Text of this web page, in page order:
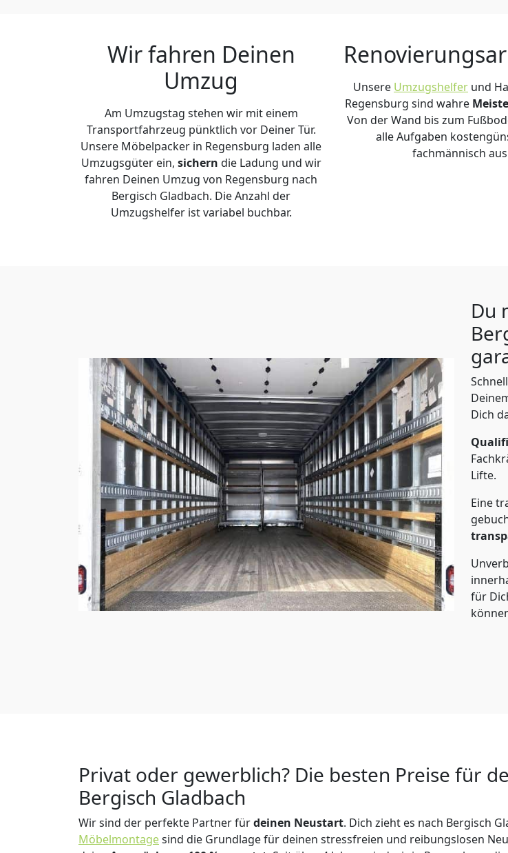
Wir fahren Deinen
Umzug
Am Umzugstag stehen wir mit einem
Transportfahrzeug pünktlich vor Deiner Tür.
Unsere Möbelpacker in Regensburg laden alle
Umzugsgüter ein, sichern die Ladung und wir
fahren Deinen Umzug von Regensburg nach
Bergisch Gladbach. Die Anzahl der
Umzugshelfer ist variabel buchbar.
Unsere Umzugshelfer und
Regensburg sind wahre
Von der Wand bis zum
alle Aufgaben
fachmännisch
Du
Dich
Lifte.
Eine
für
Privat oder gewerblich? Die besten Preise für
Bergisch Gladbach
Wir sind der perfekte Partner fürdeinen Neustart. Dich zieht es nach Bergisch
Möbelmontagesind die Grundlage für deinen stressfreien und reibungslosen